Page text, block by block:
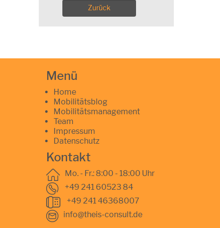
Zurück
Menü
Home
Mobilitätsblog
Mobilitätsmanagement
Team
Impressum
Datenschutz
Kontakt
Mo. - Fr.: 8:00 - 18:00 Uhr
+49 241 60523 84
+49 241 46368007
info@theis-consult.de